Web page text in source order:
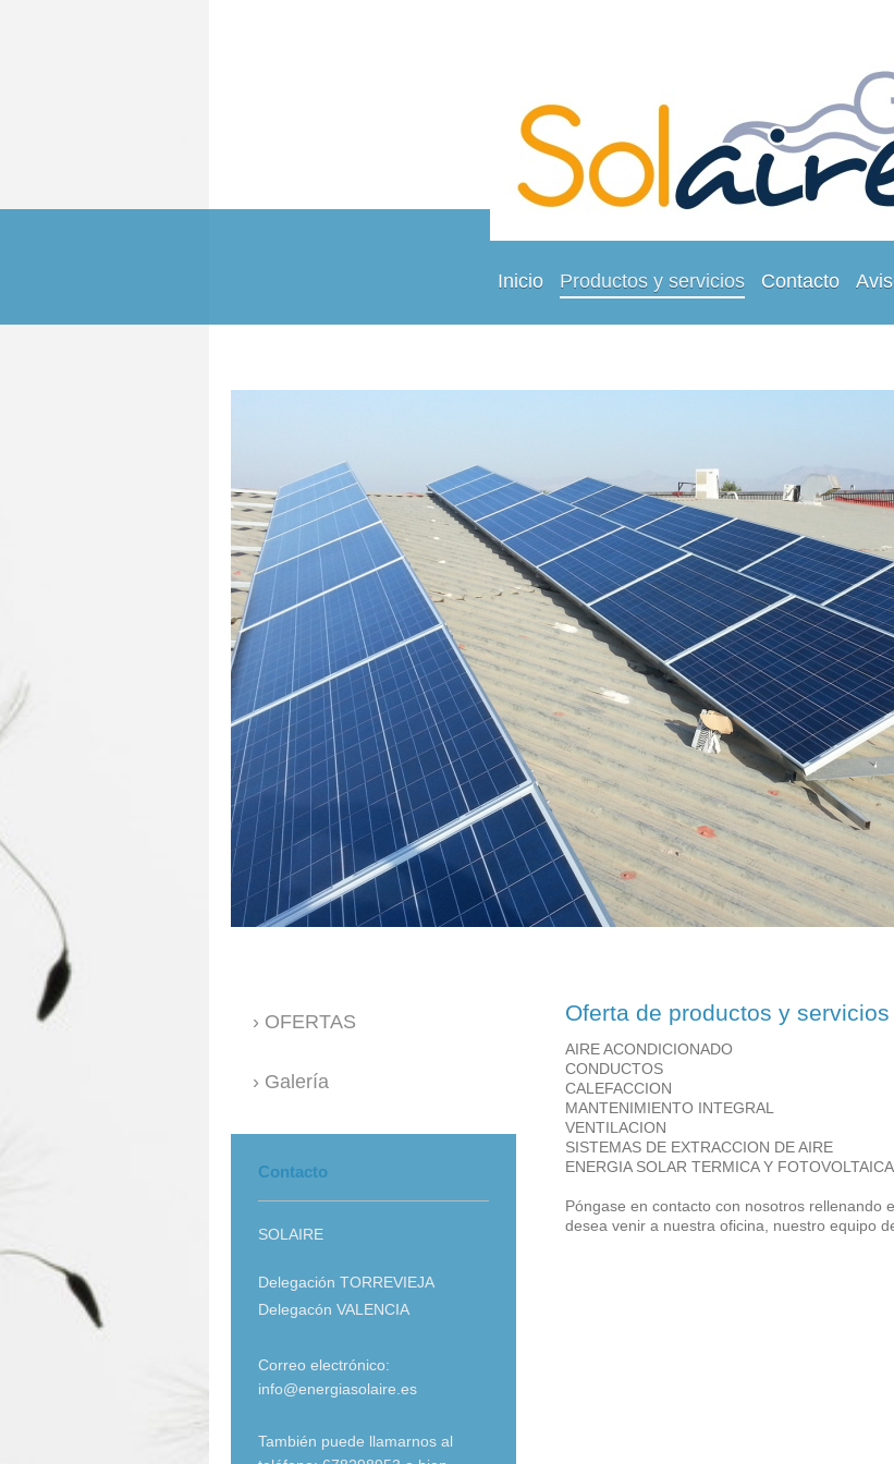
Inicio Productos y servicios Contacto
Oferta de productos y servicios
AIRE ACONDICIONADO
CONDUCTOS
CALEFACCION
MANTENIMIENTO INTEGRAL
VENTILACION
SISTEMAS DE EXTRACCION DE AIRE
ENERGIA SOLAR TERMICA Y FOTOVOLTAICA
Póngase en contacto con nosotros rellenando
desea venir a nuestra oficina, nuestro equipo
OFERTAS
Galería
Contacto
SOLAIRE
Delegación TORREVIEJA
Delegacón VALENCIA
Correo electrónico:
info@energiasolaire.es
También puede llamarnos al